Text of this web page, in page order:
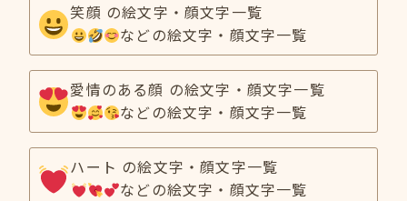
笑顔 の絵文字・顔文字一覧
などの絵文字・顔文字一覧
愛情のある顔 の絵文字・顔文字一覧
などの絵文字・顔文字一覧
ハート の絵文字・顔文字一覧
などの絵文字・顔文字一覧